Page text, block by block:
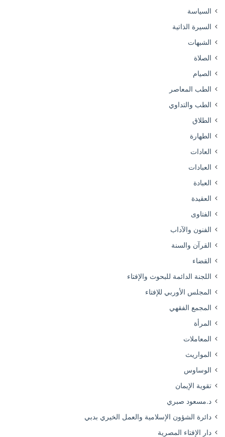
السياسة
السيرة الذاتية
الشبهات
الصلاة
الصيام
الطب المعاصر
الطب والتداوي
الطلاق
الطهارة
العادات
العبادات
العبادة
العقيدة
الفتاوى
الفنون والآداب
القرآن والسنة
القضاء
اللجنة الدائمة للبحوث والإفتاء
المجلس الأوربي للإفتاء
المجمع الفقهي
المرأة
المعاملات
المواريث
الوساوس
تقوية الإيمان
د.مسعود صبري
دائرة الشؤون الإسلامية والعمل الخيري بدبي
دار الإفتاء المصرية